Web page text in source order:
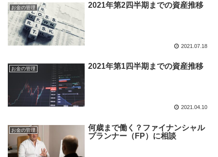
お金の管理 2021年第2四半期までの資産推移
2021.07.18
お金の管理 2021年第1四半期までの資産推移
2021.04.10
お金の管理
何歳まで働く？ファイナンシャル
プランナー（FP）に相談